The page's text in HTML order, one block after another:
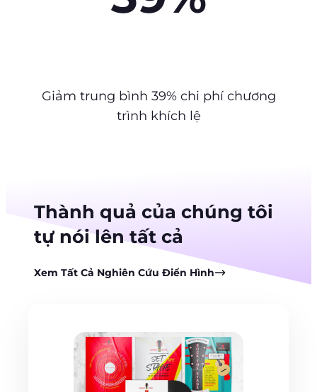
Giảm trung bình 39% chi phí chương
trình khích lệ
Thành quả của chúng tôi
tự nói lên tất cả
Xem Tất Cả Nghiên Cứu Điển Hình